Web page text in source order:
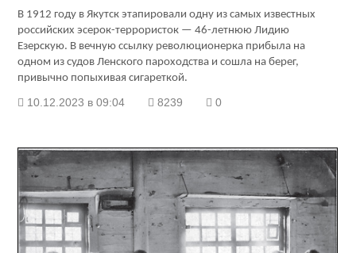
В 1912 году в Якутск этапировали одну из самых известных
российских эсерок-террористок — 46-летнюю Лидию
Езерскую. В вечную ссылку революционерка прибыла на
одном из судов Ленского пароходства и сошла на берег,
привычно попыхивая сигареткой.
10.12.2023 в 09:04 8239 0